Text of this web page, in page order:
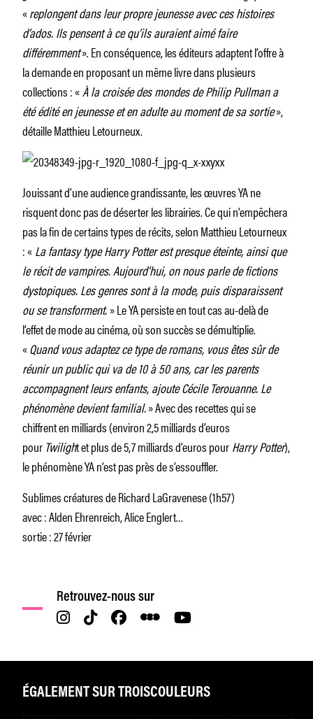
«replongent dans leur propre jeunesse avec ces histoires
d’ados. Ils pensent à ce qu’ils auraient aimé faire
différemment». En conséquence, les éditeurs adaptent l’offre à
la demande en proposant un même livre dans plusieurs
collections : «À la croisée des mondes de Philip Pullman a
été édité en jeunesse et en adulte au moment de sa sortie»,
détaille Matthieu Letourneux.
Jouissant d’une audience grandissante, les œuvres YA ne
risquent donc pas de déserter les librairies. Ce qui n’empêchera
pas la fin de certains types de récits, selon Matthieu Letourneux
: «La fantasy type Harry Potter est presque éteinte, ainsi que
le récit de vampires. Aujourd’hui, on nous parle de fictions
dystopiques. Les genres sont à la mode, puis disparaissent
ou se transforment.» Le YA persiste en tout cas au-delà de
l’effet de mode au cinéma, où son succès se démultiplie.
«Quand vous adaptez ce type de romans, vous êtes sûr de
réunir un public qui va de 10 à 50 ans, car les parents
accompagnent leurs enfants, ajoute Cécile Terouanne. Le
phénomène devient familial.» Avec des recettes qui se
chiffrent en milliards (environ 2,5 milliards d’euros
pour Twilight et plus de 5,7 milliards d’euros pourHarry Potter),
le phénomène YA n’est pas près de s’essouffler.
Sublimes créatures de Richard LaGravenese (1h57)
avec : Alden Ehrenreich, Alice Englert…
sortie : 27 février
Retrouvez-nous sur
ÉGALEMENT SUR TROISCOULEURS